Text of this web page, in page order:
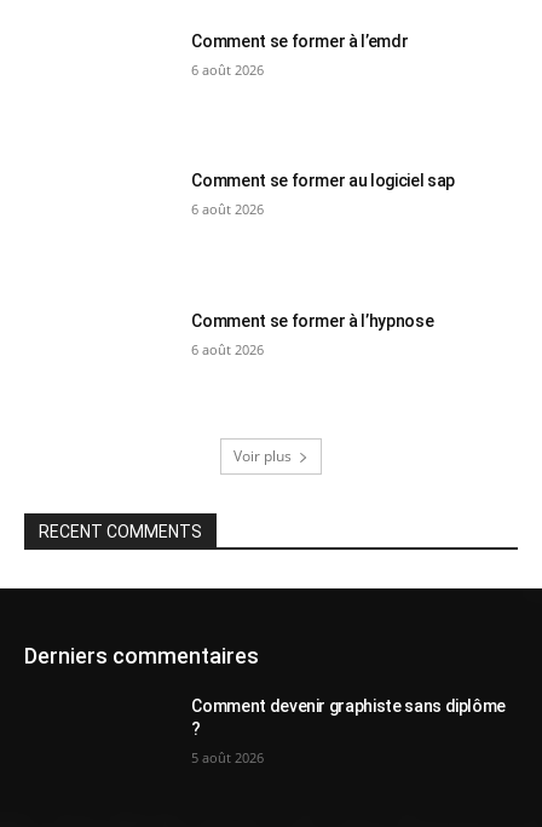
Comment se former à l’emdr
6 août 2026
Comment se former au logiciel sap
6 août 2026
Comment se former à l’hypnose
6 août 2026
Voir plus
RECENT COMMENTS
Derniers commentaires
Comment devenir graphiste sans diplôme
?
5 août 2026